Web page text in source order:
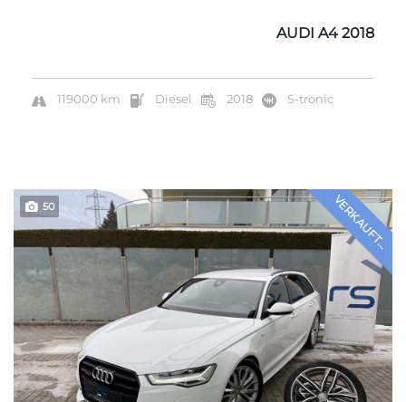
AUDI A4 2018
119000 km Diesel 2018 S-tronic
VERKAUFT...
50